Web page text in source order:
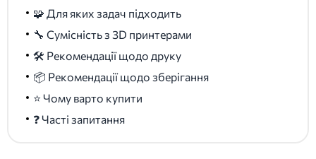
🧩 Для яких задач підходить
🔧 Сумісність з 3D принтерами
🛠️ Рекомендації щодо друку
📦 Рекомендації щодо зберігання
⭐ Чому варто купити
❓ Часті запитання